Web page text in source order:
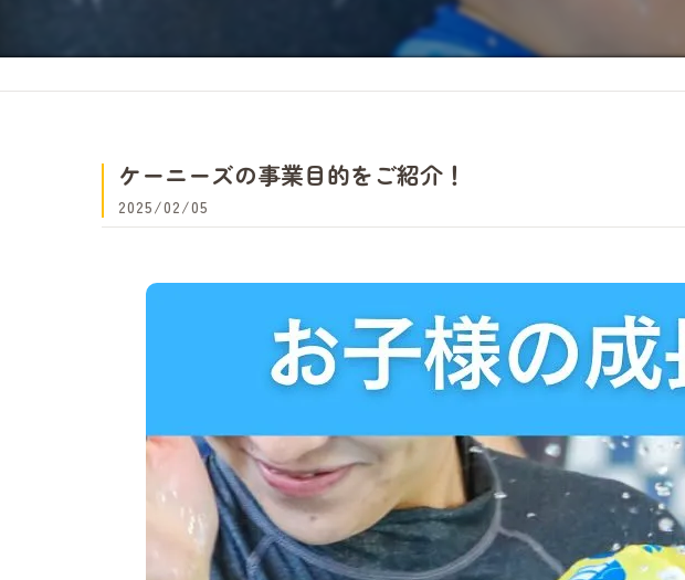
ケーニーズの事業目的をご紹介！
2025/02/05